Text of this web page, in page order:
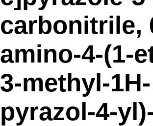
carbonitrile,
amino-4-(1-
3-methyl-1H-
pyrazol-4-